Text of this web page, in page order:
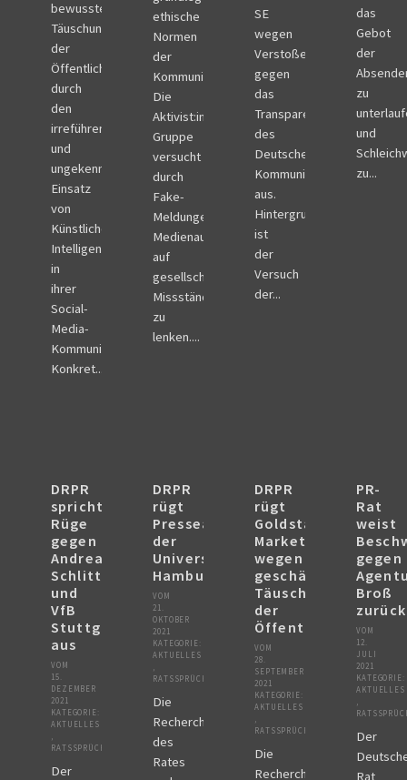
bewusster
Täuschung
der
Öffentlichkeit
durch
den
irreführenden
und
ungekennzeichneten
Einsatz
von
Künstlicher
Intelligenz
in
ihrer
Social-
Media-
Kommunikation.
Konkret...
ethische
Normen
der
Kommunikation.
Die
Aktivist:innen-
Gruppe
versucht
durch
Fake-
Meldungen
Medienaufmerksamkeit
auf
gesellschaftliche
Missstände
zu
lenken....
SE
wegen
Verstoßes
gegen
das
Transparenzgebot
des
Deutschen
Kommunikationskodex
aus.
Hintergrund
ist
der
Versuch
der...
das
Gebot
der
zu
und
zu...
DRPR
spricht
Rüge
gegen
Andreas
Schlittenhardt
und
VfB
Stuttgart
aus
VOM
15.
DEZEMBER
2021
KATEGORIE:
AKTUELLES
RATSSPRÜCHE
Der
DRPR
rügt
Presseabteilung
der
Universität
Hamburg
VOM
21.
OKTOBER
2021
KATEGORIE:
AKTUELLES
RATSSPRÜCHE
Die
Recherchen
des
Rates
DRPR
rügt
Goldstar
Marketing
wegen
geschäftsmäßiger
Täuschung
der
Öffentlichkeit
VOM
28.
SEPTEMBER
2021
KATEGORIE:
AKTUELLES
RATSSPRÜCHE
Die
Recherchen
PR-
Rat
weist
gegen
Broß
zurück
VOM
12.
JULI
2021
KATEGORIE:
AKTUELLES
Der